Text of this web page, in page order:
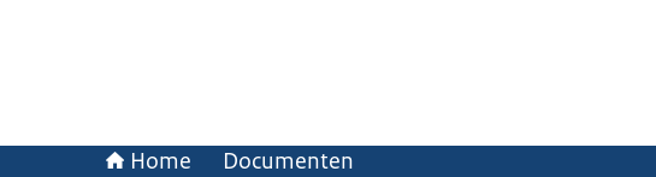
Home Documenten